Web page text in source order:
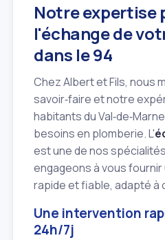
Notre expertise
l'échange de
dans le 94
Chez Albert et Fils, nous
savoir‑faire et notre
habitants du
besoins en plomberie. L'
est une de nos
engageons à vous
rapide et fiable, adapté à
Une intervention
24h/7j